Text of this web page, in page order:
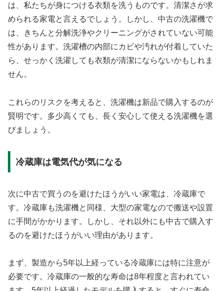
は、私たちが身につける衣類を洗うものです。清潔さが求
められる家電と言えるでしょう。しかし、中古の洗濯機で
は、きちんと分解洗浄やクリーニングがされていない可能
性があります。洗濯槽の内部にカビや汚れが付着していた
ら、せっかく洗濯しても衣類が清潔にならないかもしれま
せん。
これらのリスクを考えると、洗濯機は新品で購入するのが
賢明です。多少高くても、長く安心して使える洗濯機を選
びましょう。
冷蔵庫は電気代が気になる
次に中古で買うのを避けたほうがいい家電は、冷蔵庫で
す。冷蔵庫も洗濯機と同様、大型の家電なので搬送や設置
に手間がかかります。しかし、それ以外にも中古で購入す
るのを避けたほうがいい理由があります。
まず、製造から5年以上経っている冷蔵庫には特に注意が
必要です。冷蔵庫の一般的な寿命は8年程度と言われてい